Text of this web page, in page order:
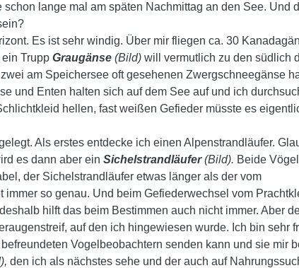
lange mal am späten Nachmittag an den See. Und
Es ist sehr windig. Über mir fliegen ca. 30
Trupp Graugänse (Bild) will vermutlich zu den südlich
am Speichersee oft gesehenen Zwergschneegänse
und Enten halten sich auf dem See auf und ich
hellen, fast weißen Gefieder müsste es
Als erstes entdecke ich einen Alpenstrandläufer.
es dann aber ein Sichelstrandläufer(Bild). Beide Vögel
der Sichelstrandläufer etwas länger als der vom
so genau. Und beim Gefiederwechsel vom
hilft das beim Bestimmen auch nicht immer. Aber
auf den ich hingewiesen wurde. Ich bin sehr
Vogelbeobachtern senden kann und sie mir
den ich als nächstes sehe und der auch auf